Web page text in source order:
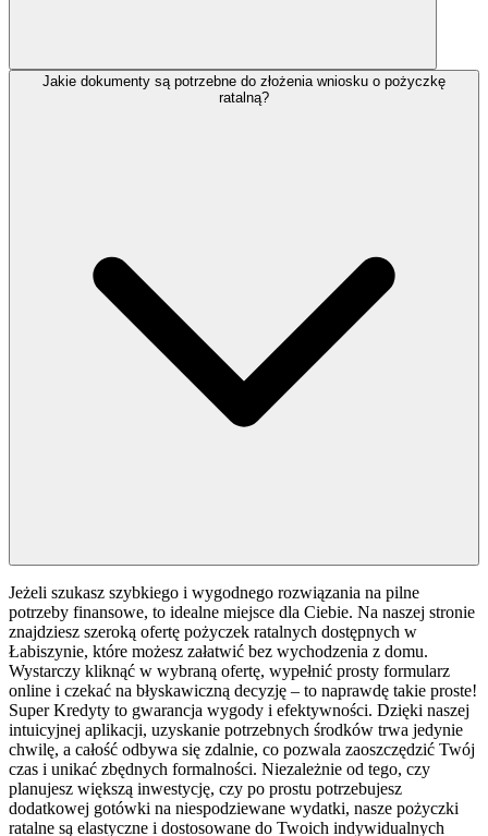
Jakie dokumenty są potrzebne do złożenia wniosku o pożyczkę
ratalną?
Jeżeli szukasz szybkiego i wygodnego rozwiązania na pilne
potrzeby finansowe, to idealne miejsce dla Ciebie. Na naszej stronie
znajdziesz szeroką ofertę pożyczek ratalnych dostępnych w
Łabiszynie, które możesz załatwić bez wychodzenia z domu.
Wystarczy kliknąć w wybraną ofertę, wypełnić prosty formularz
online i czekać na błyskawiczną decyzję – to naprawdę takie proste!
Super Kredyty to gwarancja wygody i efektywności. Dzięki naszej
intuicyjnej aplikacji, uzyskanie potrzebnych środków trwa jedynie
chwilę, a całość odbywa się zdalnie, co pozwala zaoszczędzić Twój
czas i unikać zbędnych formalności. Niezależnie od tego, czy
planujesz większą inwestycję, czy po prostu potrzebujesz
dodatkowej gotówki na niespodziewane wydatki, nasze pożyczki
ratalne są elastyczne i dostosowane do Twoich indywidualnych